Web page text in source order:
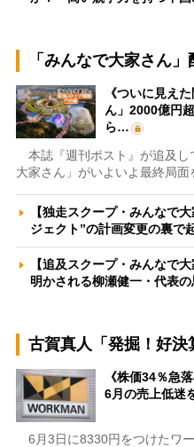
「みんなで大家さん
《ついに見え
ん」2000億円
ら…
本誌『週刊ポスト』が追及し
大家さん」がいよいよ最終局面
【独走スクープ・みんなで
ジェクト”の計画変更の裏で
【追及スクープ・みんなで
明かされる柳瀬健一・代表
古賀真人「発掘！好決
《株価34％急
6月の売上低迷
6月3日に8330円をつけたワ